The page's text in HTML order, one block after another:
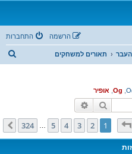
התחברות הרשמה
תאורים למשחקים
ח
,
Og
, אופיר
חיפוש
324
1
2
3
4
5
324 הבא